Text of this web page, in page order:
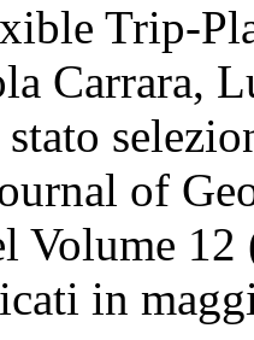
Trip-
Carrara,
of
Volume
in